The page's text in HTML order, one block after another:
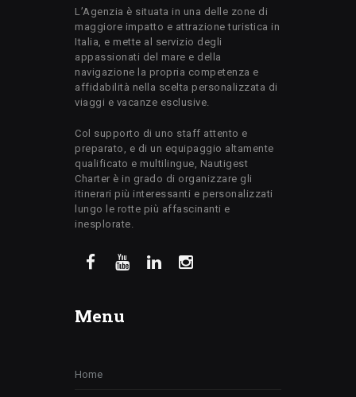
L’Agenzia è situata in una delle zone di
maggiore impatto e attrazione turistica in
Italia, e mette al servizio degli
appassionati del mare e della
navigazione la propria competenza e
affidabilità nella scelta personalizzata di
viaggi e vacanze esclusive.
Col supporto di uno staff attento e
preparato, e di un equipaggio altamente
qualificato e multilingue, Nautigest
Charter è in grado di organizzare gli
itinerari più interessanti e personalizzati
lungo le rotte più affascinanti e
inesplorate.
Menu
Home